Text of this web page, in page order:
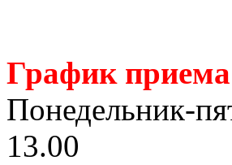
График
Понедельник-
13.00